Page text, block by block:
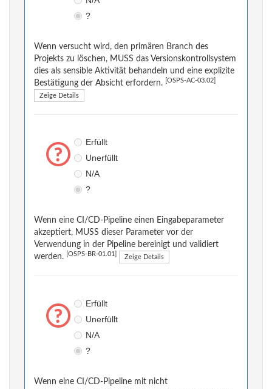
?
Wenn versucht wird, den primären Branch des
Projekts zu löschen, MUSS das Versionskontrollsystem
dies als sensible Aktivität behandeln und eine explizite
Bestätigung der Absicht erfordern.
[OSPS-AC-03.02]
Zeige Details
Erfüllt
Unerfüllt
N/A
?
Wenn eine CI/CD-Pipeline einen Eingabeparameter
akzeptiert, MUSS dieser Parameter vor der
Verwendung in der Pipeline bereinigt und validiert
werden.
[OSPS-BR-01.01] Zeige Details
Erfüllt
Unerfüllt
N/A
?
Wenn eine CI/CD-Pipeline mit nicht